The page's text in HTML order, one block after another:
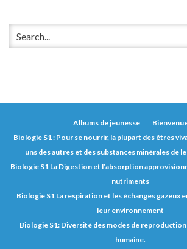
Albums de jeunesse
Biologie S1 : Pour se nourrir, la plupart des êtres
uns des autres et des substances minérales de
Biologie S1 La Digestion et l’absorption
nutriments
Biologie S1 La respiration et les échanges gazeux
leur environnement
Biologie S1: Diversité des modes de
humaine.